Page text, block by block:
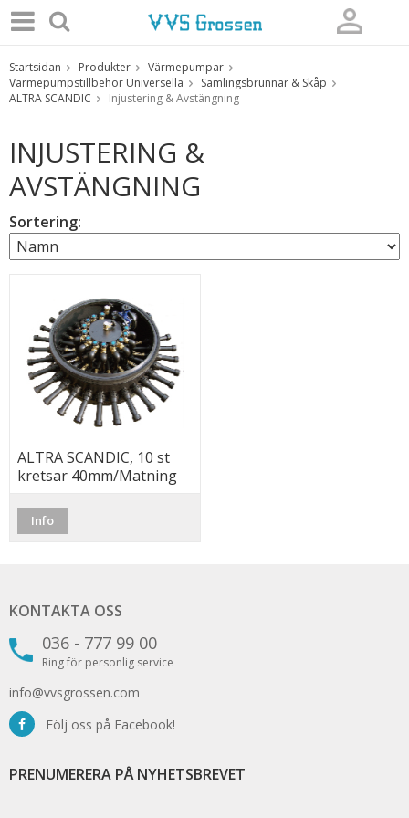
Produkten har blivit tillagd i varukorgen
Startsidan Produkter
Värmepumpar
Värmepumpstillbehör Universella
Samlingsbrunnar & Skåp
ALTRA SCANDIC
Injustering & Avstängning
INJUSTERING &
AVSTÄNGNING
Sortering:
ALTRA SCANDIC, 10 st
kretsar 40mm/Matning
Injusteringsventiler/Avstängning
(*Frakt)
Info
KONTAKTA OSS
036 - 777 99 00
Ring för personlig service
info@vvsgrossen.com
Följ oss på Facebook!
PRENUMERERA PÅ NYHETSBREVET